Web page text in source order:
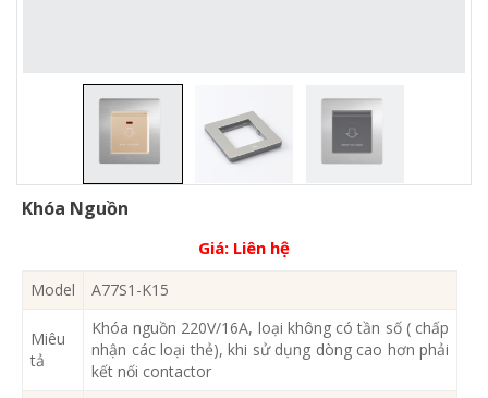
Khóa Nguồn
Giá: Liên hệ
Model A77S1-K15
Miêu
tả
Khóa nguồn 220V/16A, loại không có tần số ( chấp
nhận các loại thẻ), khi sử dụng dòng cao hơn phải
kết nối contactor